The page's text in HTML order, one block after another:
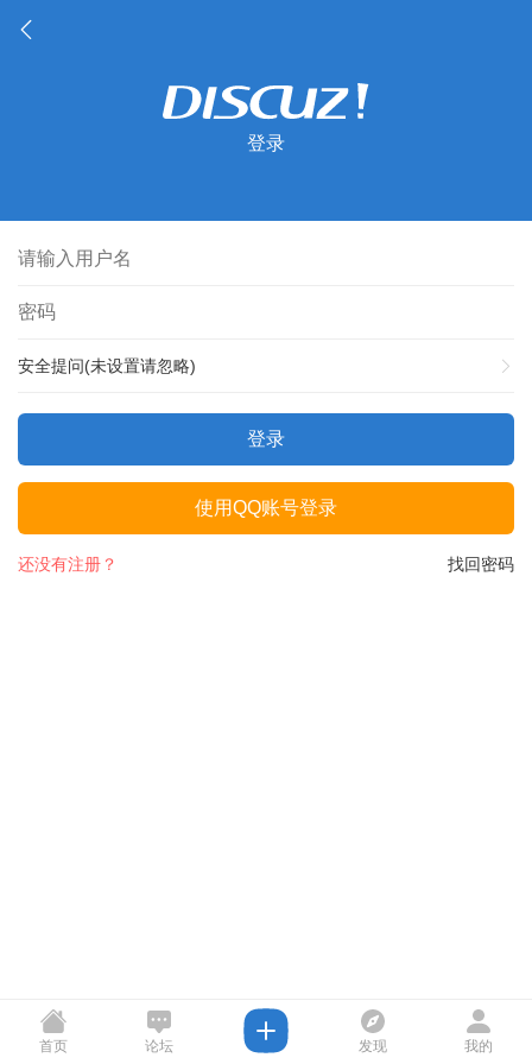
登录
安全提问(未设置请忽略)
登录
使用QQ账号登录
找回密码
还没有注册？
首页 论坛 发现 我的